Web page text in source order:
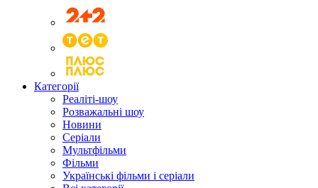
Категорії
Реаліті-шоу
Розважальні шоу
Новини
Серіали
Мультфільми
Фільми
Українські фільми і серіали